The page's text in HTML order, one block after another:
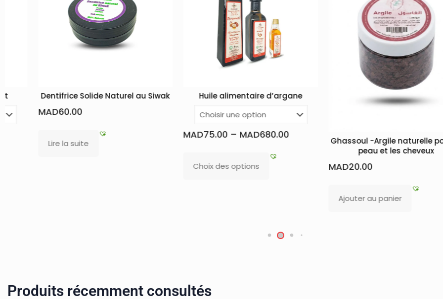
Naturel au Siwak Huile alimentaire d’argane
MAD 680.00
Ghassoul -Argile naturelle pour la
MAD
Amlou
Produits récemment consultés